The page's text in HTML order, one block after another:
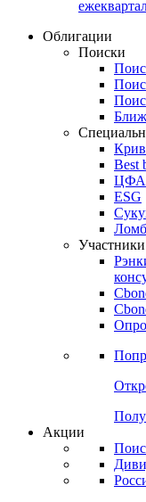
Облигации
Поиски
Best
ЦФА
ESG
Акции